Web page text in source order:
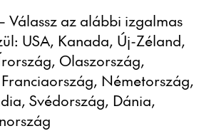
Válassz az alábbi izgalmas
USA, Kanada, Új-Zéland,
Olaszország,
Németország,
Svédország, Dánia,